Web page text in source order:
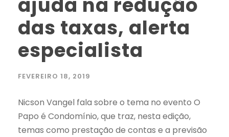
das taxas, alerta
especialista
FEVEREIRO 18, 2019
Nicson Vangel fala sobre o tema no evento O
Papo é Condomínio, que traz, nesta edição,
temas como prestação de contas e a previsão